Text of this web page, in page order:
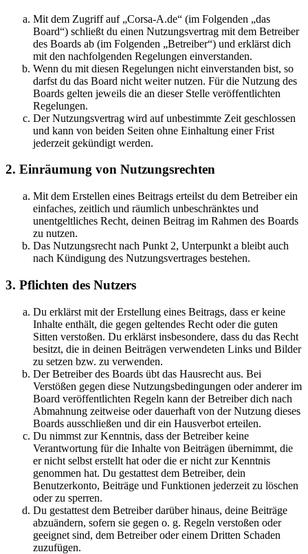
Mit dem Zugriff auf „Corsa-A.de“ (im Folgenden „das
Board“) schließt du einen Nutzungsvertrag mit dem Betreiber
des Boards ab (im Folgenden „Betreiber“) und erklärst dich
mit den nachfolgenden Regelungen einverstanden.
Wenn du mit diesen Regelungen nicht einverstanden bist, so
darfst du das Board nicht weiter nutzen. Für die Nutzung des
Boards gelten jeweils die an dieser Stelle veröffentlichten
Regelungen.
Der Nutzungsvertrag wird auf unbestimmte Zeit geschlossen
und kann von beiden Seiten ohne Einhaltung einer Frist
jederzeit gekündigt werden.
2. Einräumung von Nutzungsrechten
Mit dem Erstellen eines Beitrags erteilst du dem Betreiber ein
einfaches, zeitlich und räumlich unbeschränktes und
unentgeltliches Recht, deinen Beitrag im Rahmen des Boards
zu nutzen.
Das Nutzungsrecht nach Punkt 2, Unterpunkt a bleibt auch
nach Kündigung des Nutzungsvertrages bestehen.
3. Pflichten des Nutzers
Du erklärst mit der Erstellung eines Beitrags, dass er keine
Inhalte enthält, die gegen geltendes Recht oder die guten
Sitten verstoßen. Du erklärst insbesondere, dass du das Recht
besitzt, die in deinen Beiträgen verwendeten Links und Bilder
zu setzen bzw. zu verwenden.
Der Betreiber des Boards übt das Hausrecht aus. Bei
Verstößen gegen diese Nutzungsbedingungen oder anderer im
Board veröffentlichten Regeln kann der Betreiber dich nach
Abmahnung zeitweise oder dauerhaft von der Nutzung dieses
Boards ausschließen und dir ein Hausverbot erteilen.
Du nimmst zur Kenntnis, dass der Betreiber keine
Verantwortung für die Inhalte von Beiträgen übernimmt, die
er nicht selbst erstellt hat oder die er nicht zur Kenntnis
genommen hat. Du gestattest dem Betreiber, dein
Benutzerkonto, Beiträge und Funktionen jederzeit zu löschen
oder zu sperren.
Du gestattest dem Betreiber darüber hinaus, deine Beiträge
abzuändern, sofern sie gegen o. g. Regeln verstoßen oder
geeignet sind, dem Betreiber oder einem Dritten Schaden
zuzufügen.